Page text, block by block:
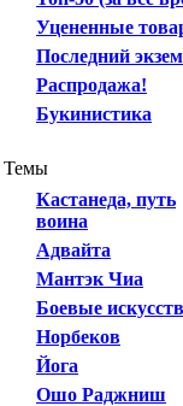
Уцененные
Последний
Распродажа!
Букинистика
Темы
Кастанеда, путь
воина
Адвайта
Мантэк Чиа
Боевые
Норбеков
Йога
Ошо Раджниш